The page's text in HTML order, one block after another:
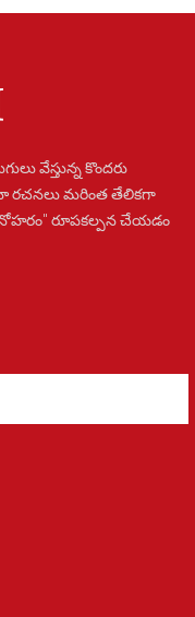
వేస్తున్న కొందరు
రచనలు మరింత తేలికగా
రూపకల్పన చేయడం